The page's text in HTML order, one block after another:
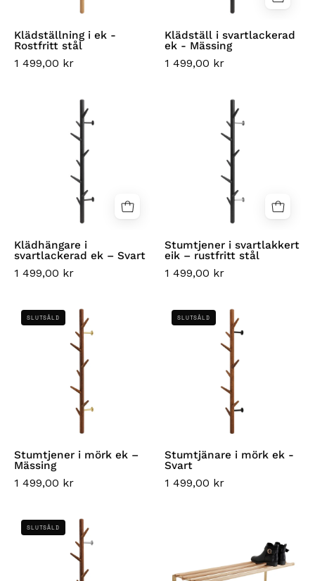
Klädställning i ek -
Rostfritt stål
1 499,00 kr
Klädställ i svartlackerad
ek - Mässing
1 499,00 kr
Klädhängare
i
ek
Svart
Klädhängare i
svartlackerad ek – Svart
1 499,00 kr
Stumtjener
i
eik
rustfritt
stål
Stumtjener i svartlakkert
eik – rustfritt stål
1 499,00 kr
Stumtjener
i
ek
Mässing
SLUTSÅLD
Stumtjener i mörk ek –
Mässing
1 499,00 kr
Stumtjänare
i
ek
Svart
SLUTSÅLD
Stumtjänare i mörk ek -
Svart
1 499,00 kr
Klädhängare
i
ek
SLUTSÅLD
och